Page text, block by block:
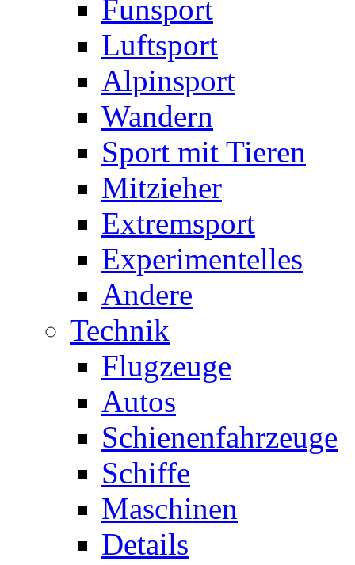
Funsport
Luftsport
Alpinsport
Wandern
Sport mit Tieren
Mitzieher
Extremsport
Experimentelles
Andere
Technik
Flugzeuge
Autos
Schienenfahrzeuge
Schiffe
Maschinen
Details